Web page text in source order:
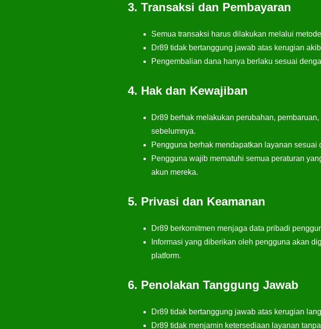
3. Transaksi dan Pembayaran
Semua transaksi harus dilakukan melalui
Dr89 tidak bertanggung jawab atas kerugian
Pengembalian dana hanya berlaku sesuai
4. Hak dan Kewajiban
Dr89 berhak melakukan perubahan,
sebelumnya.
Pengguna berhak mendapatkan layanan
Pengguna wajib mematuhi semua peraturan
akun mereka.
5. Privasi dan Keamanan
Dr89 berkomitmen menjaga data pribadi
Informasi yang diberikan oleh pengguna akan
platform.
6. Penolakan Tanggung Jawab
Dr89 tidak bertanggung jawab atas kerugian
Dr89 tidak menjamin ketersediaan layanan